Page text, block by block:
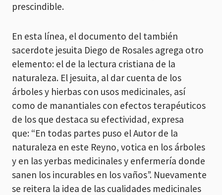
prescindible.
En esta línea, el documento del también
sacerdote jesuita Diego de Rosales agrega otro
elemento: el de la lectura cristiana de la
naturaleza. El jesuita, al dar cuenta de los
árboles y hierbas con usos medicinales, así
como de manantiales con efectos terapéuticos
de los que destaca su efectividad, expresa
que: “En todas partes puso el Autor de la
naturaleza en este Reyno, votica en los árboles
y en las yerbas medicinales y enfermería donde
sanen los incurables en los vaños”. Nuevamente
se reitera la idea de las cualidades medicinales